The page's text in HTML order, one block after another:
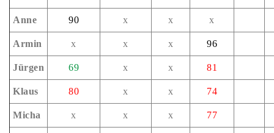
Anne 90 x x x
Armin x x x 96
Jürgen 69 x x 81
Klaus 80 x x 74
Micha x x x 77